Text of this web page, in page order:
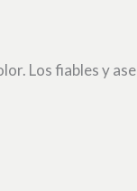
Los fiables y